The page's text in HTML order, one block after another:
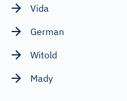
Vida
German
Witold
Mady